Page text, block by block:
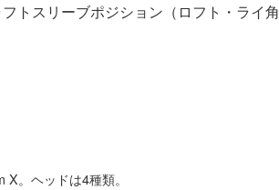
トスリーブポジション（ロフト・ライ角
。ヘッドは4種類。